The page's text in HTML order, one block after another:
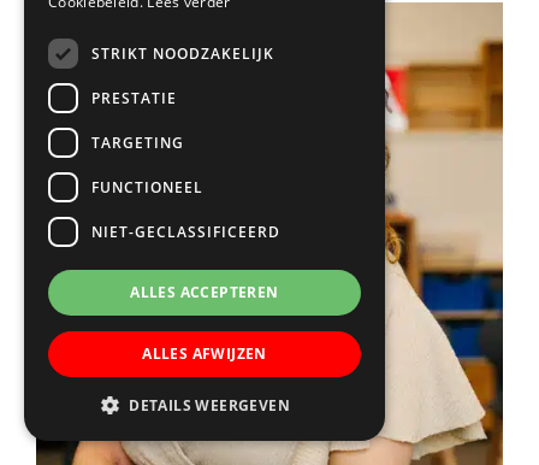
STRIKT NOODZAKELIJK
PRESTATIE
TARGETING
FUNCTIONEEL
NIET-GECLASSIFICEERD
ALLES ACCEPTEREN
ALLES AFWIJZEN
DETAILS WEERGEVEN